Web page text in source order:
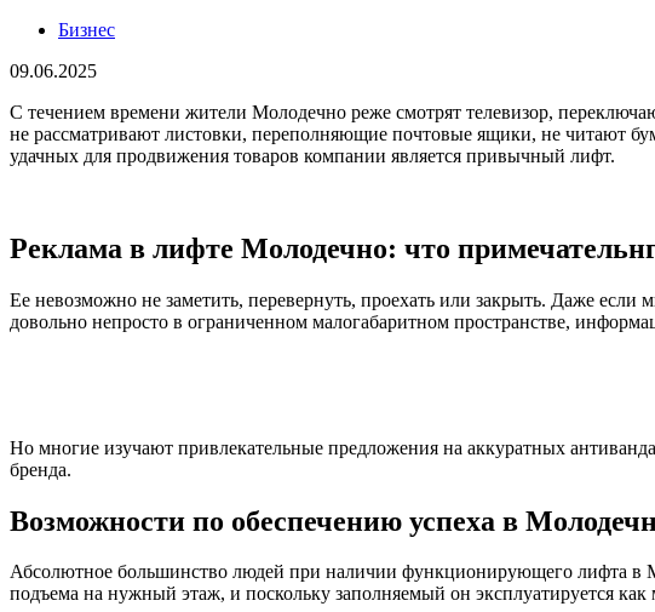
Бизнес
09.06.2025
С течением времени жители Молодечно реже смотрят телевизор,
не рассматривают листовки, переполняющие почтовые ящики, не читают
удачных для продвижения товаров компании является привычный лифт.
Реклама в лифте Молодечно: что
Ее невозможно не заметить, перевернуть, проехать или закрыть. Даже
довольно непросто в ограниченном малогабаритном пространстве,
Но многие изучают привлекательные предложения на аккуратных
бренда.
Возможности по обеспечению успеха в
Абсолютное большинство людей при наличии функционирующего лифта в
подъема на нужный этаж, и поскольку заполняемый он эксплуатируется